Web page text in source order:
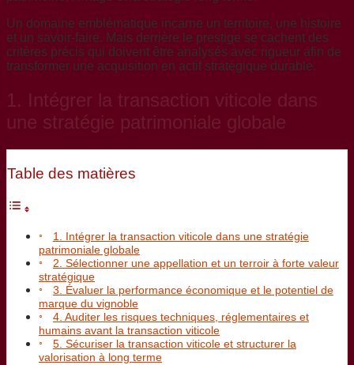
Un domaine emblématique incarne un territoire, une histoire
et un savoir-faire. Mais derrière le prestige se cachent des
critères précis qui doivent être analysés avec rigueur afin de
transformer une acquisition en actif stratégique durable.
1. Intégrer la transaction viticole dans
une stratégie patrimoniale globale
Table des matières
1. Intégrer la transaction viticole dans une stratégie
patrimoniale globale
2. Sélectionner une appellation et un terroir à forte valeur
stratégique
3. Évaluer la performance économique et le potentiel de
marque du vignoble
4. Auditer les risques techniques, réglementaires et
humains avant la transaction viticole
5. Sécuriser la transaction viticole et structurer la
valorisation à long terme